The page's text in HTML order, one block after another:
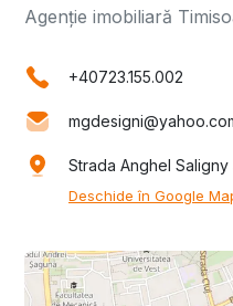
Agenție imobiliară
+40723.155.002
Strada Anghel
Deschide în Google